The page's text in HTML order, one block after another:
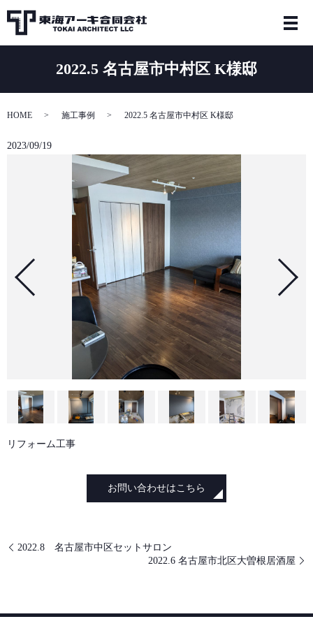
2022.5 名古屋市中村区 K様邸
HOME 施工事例 2022.5 名古屋市中村区 K様邸
2023/09/19
リフォーム工事
お問い合わせはこちら
2022.8 名古屋市中区セットサロン
2022.6 名古屋市北区大曽根居酒屋